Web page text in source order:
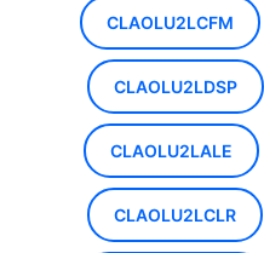
CLAOLU2LCFM
CLAOLU2LDSP
CLAOLU2LALE
CLAOLU2LCLR